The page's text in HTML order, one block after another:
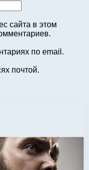
сайта в этом
по email.
почтой.